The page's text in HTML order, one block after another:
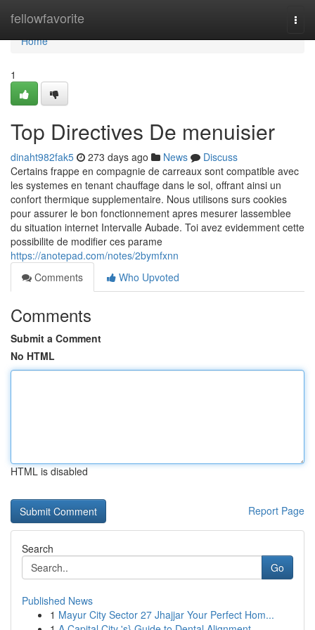
fellowfavorite
Home
Home
1
Top Directives De menuisier
dinaht982fak5 273 days ago News
Discuss
Certains frappe en compagnie de carreaux sont compatible avec
les systemes en tenant chauffage dans le sol, offrant ainsi un
confort thermique supplementaire. Nous utilisons surs cookies
pour assurer le bon fonctionnement apres mesurer lassemblee
du situation internet Intervalle Aubade. Toi avez evidemment cette
possibilite de modifier ces parame
https://anotepad.com/notes/2bymfxnn
Comments
Who Upvoted
Comments
Submit a Comment
No HTML
HTML is disabled
Report Page
Search
Go
Published News
1 Mayur City Sector 27 Jhajjar Your Perfect Hom...